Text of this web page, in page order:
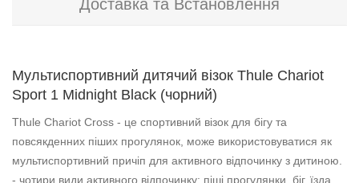
Доставка та Встановлення
Мультиспортивний дитячий візок Thule Chariot
Sport 1 Midnight Black (чорний)
Thule Chariot Cross - це спортивний візок для бігу та
повсякденних піших прогулянок, може використовуватися як
мультиспортивний причіп для активного відпочинку з дитиною.
- чотири види активного відпочинку: піші прогулянки, біг, їзда